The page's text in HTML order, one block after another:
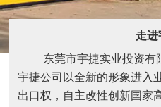
走进
东莞市宇捷实业投资有
宇捷公司以全新的形象进入
出口权，自主改性创新国家